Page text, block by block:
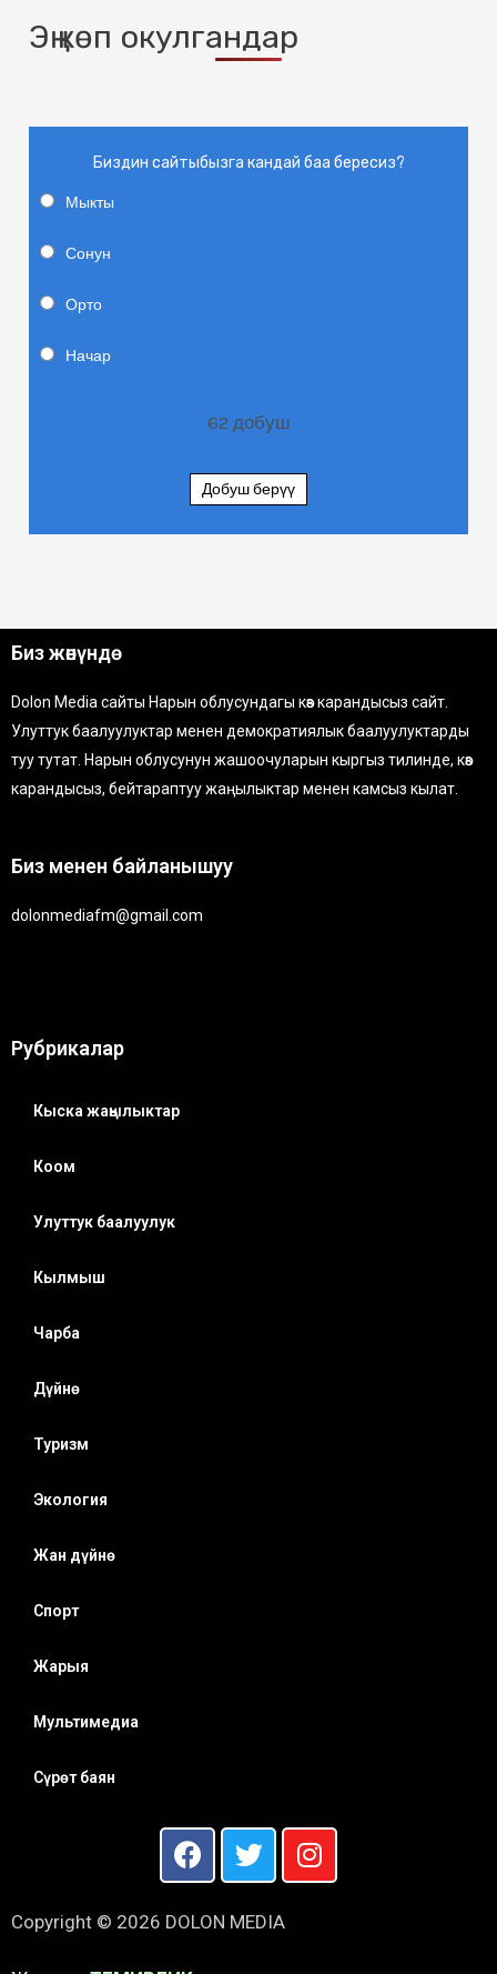
Эң көп окулгандар
Биздин сайтыбызга кандай баа бересиз?
Мыкты
Сонун
Орто
Начар
62 добуш
Добуш берүү
Биз жөнүндө
Dolon Media сайты Нарын облусундагы көз карандысыз сайт.
Улуттук баалуулуктар менен демократиялык баалуулуктарды
туу тутат. Нарын облусунун жашоочуларын кыргыз тилинде, көз
карандысыз, бейтараптуу жаңылыктар менен камсыз кылат.
Биз менен байланышуу
dolonmediafm@gmail.com
Рубрикалар
Кыска жаңылыктар
Коом
Улуттук баалуулук
Кылмыш
Чарба
Дүйнө
Туризм
Экология
Жан дүйнө
Спорт
Жарыя
Мультимедиа
Сүрөт баян
Copyright © 2026 DOLON MEDIA